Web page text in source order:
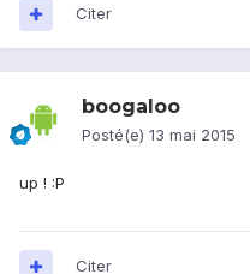
Citer
boogaloo
Posté(e) 13 mai 2015
up ! :P
Citer